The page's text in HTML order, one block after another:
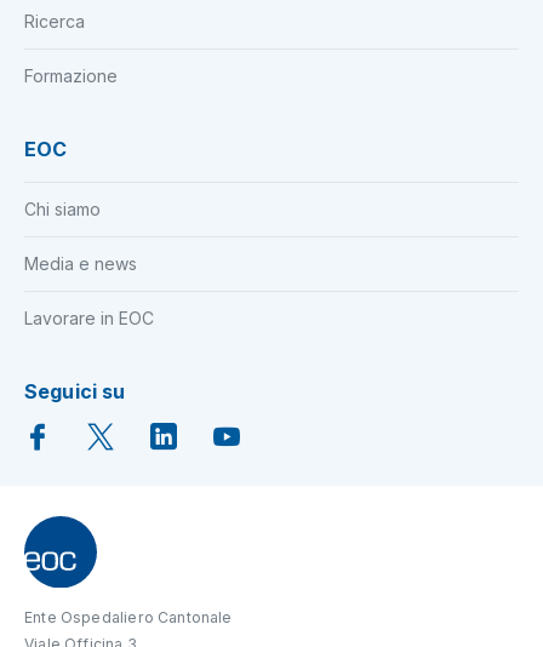
Ricerca
Formazione
EOC
Chi siamo
Media e news
Lavorare in EOC
Seguici su
Ente Ospedaliero Cantonale